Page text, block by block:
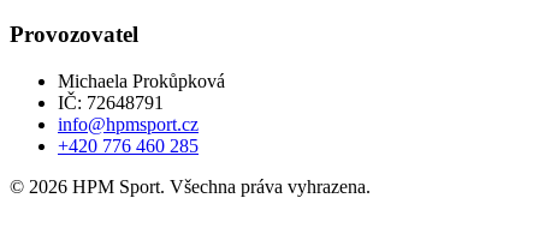
Provozovatel
Michaela Prokůpková
IČ: 72648791
info@hpmsport.cz
+420 776 460 285
© 2026 HPM Sport. Všechna práva vyhrazena.